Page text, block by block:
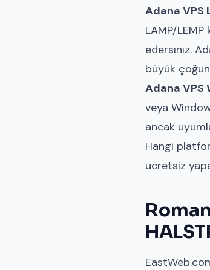
Adana VPS
LAMP/
edersiniz.
büyük
Adana VPS
veya
ancak
Hangi
ücretsiz